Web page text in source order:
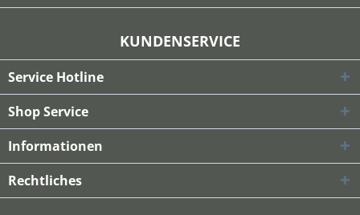
KUNDENSERVICE
Service Hotline
Shop Service
Informationen
Rechtliches